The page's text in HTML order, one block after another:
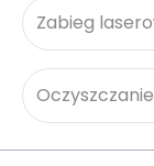
Zabieg